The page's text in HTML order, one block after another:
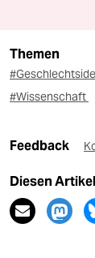
Themen
#Wissenschaft
Feedback
Diesen